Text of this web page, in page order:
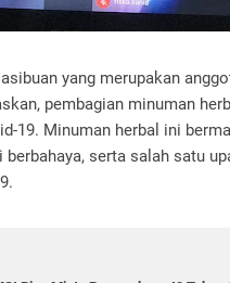
yang merupakan
pembagian minuman
19. Minuman herbal ini
serta salah satu